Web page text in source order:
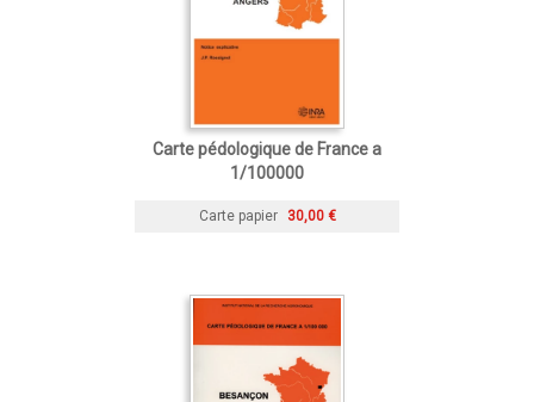
Carte pédologique de France a
1/100000
Carte papier 30,00 €